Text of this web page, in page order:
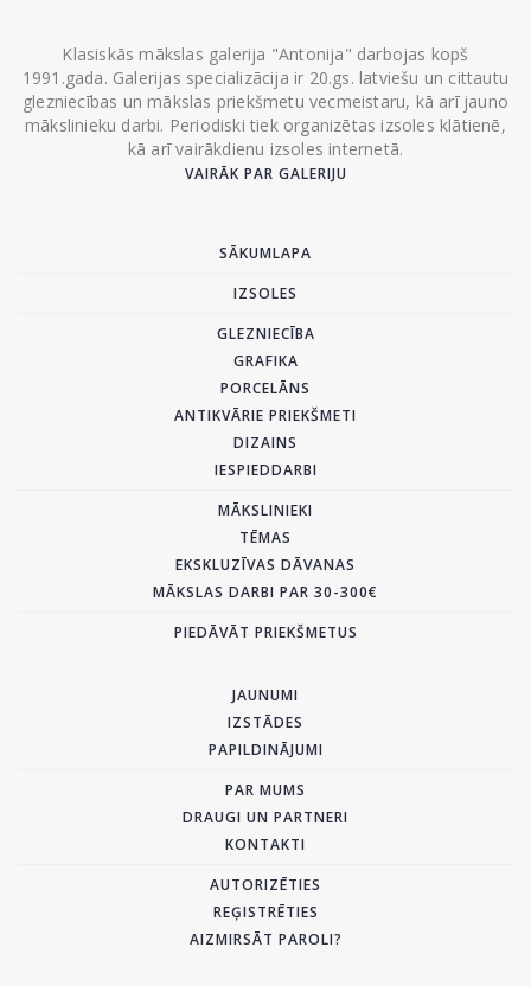
Klasiskās mākslas galerija "Antonija" darbojas kopš
1991.gada. Galerijas specializācija ir 20.gs. latviešu un cittautu
glezniecības un mākslas priekšmetu vecmeistaru, kā arī jauno
mākslinieku darbi. Periodiski tiek organizētas izsoles klātienē,
kā arī vairākdienu izsoles internetā.
VAIRĀK PAR GALERIJU
SĀKUMLAPA
IZSOLES
GLEZNIECĪBA
GRAFIKA
PORCELĀNS
ANTIKVĀRIE PRIEKŠMETI
DIZAINS
IESPIEDDARBI
MĀKSLINIEKI
TĒMAS
EKSKLUZĪVAS DĀVANAS
MĀKSLAS DARBI PAR 30-300€
PIEDĀVĀT PRIEKŠMETUS
JAUNUMI
IZSTĀDES
PAPILDINĀJUMI
PAR MUMS
DRAUGI UN PARTNERI
KONTAKTI
AUTORIZĒTIES
REĢISTRĒTIES
AIZMIRSĀT PAROLI?